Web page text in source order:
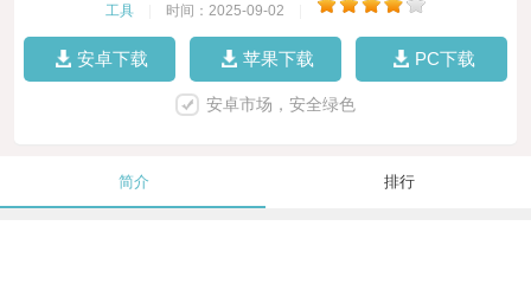
工具 时间：2025-09-02
安卓下载 苹果下载 PC下载
安卓市场，安全绿色
简介 排行